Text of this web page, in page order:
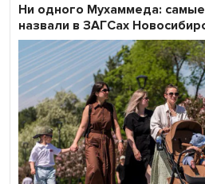
Ни одного Мухаммеда:
назвали в ЗАГСах